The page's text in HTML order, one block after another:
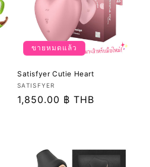
ขายหมดแล้ว
Satisfyer Cutie Heart
เวน
เด
SATISFYER
ราคา
1,850.00 ฿ THB